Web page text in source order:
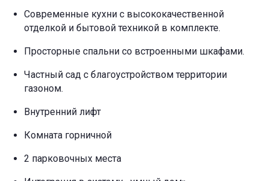
Современные кухни с высококачественной
отделкой и бытовой техникой в комплекте.
Просторные спальни со встроенными шкафами.
Частный сад с благоустройством территории
газоном.
Внутренний лифт
Комната горничной
2 парковочных места